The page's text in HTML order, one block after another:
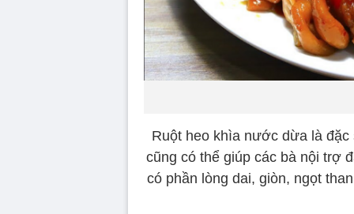
Ruột heo khìa nước dừa là đặc
cũng có thể giúp các bà nội trợ
có phần lòng dai, giòn, ngọt